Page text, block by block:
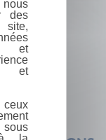
des
site,
et
et